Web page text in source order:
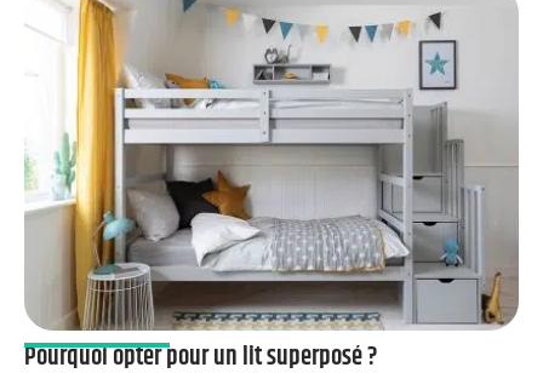
Pourquoi opter pour un lit superposé ?